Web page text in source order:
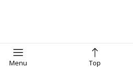
Menu Top